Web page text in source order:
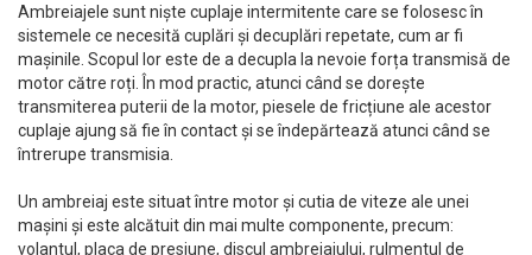
Ambreiajele sunt niște cuplaje intermitente care se folosesc în
sistemele ce necesită cuplări și decuplări repetate, cum ar fi
mașinile. Scopul lor este de a decupla la nevoie forța transmisă de
motor către roți. În mod practic, atunci când se dorește
transmiterea puterii de la motor, piesele de fricțiune ale acestor
cuplaje ajung să fie în contact și se îndepărtează atunci când se
întrerupe transmisia.
Un ambreiaj este situat între motor și cutia de viteze ale unei
mașini și este alcătuit din mai multe componente, precum:
volantul, placa de presiune, discul ambreiajului, rulmentul de